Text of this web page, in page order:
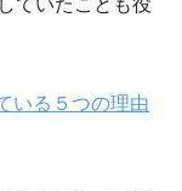
ていたことも役
いる５つの理由